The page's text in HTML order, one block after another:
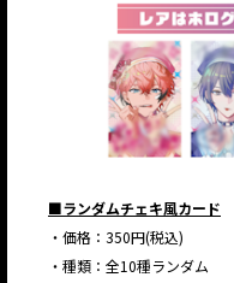
■ランダムチェキ風カード
・価格：350円(税込)
・種類：全10種ランダム